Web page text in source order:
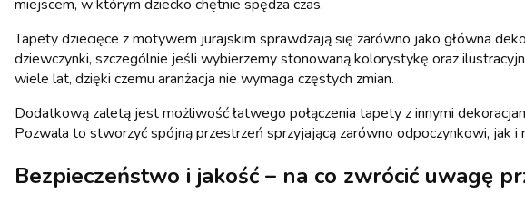
miejscem, w którym dziecko chętnie spędza czas.
Tapety dziecięce z motywem jurajskim sprawdzają się zarówno jako główna
dziewczynki, szczególnie jeśli wybierzemy stonowaną kolorystykę oraz
wiele lat, dzięki czemu aranżacja nie wymaga częstych zmian.
Dodatkową zaletą jest możliwość łatwego połączenia tapety z innymi
Pozwala to stworzyć spójną przestrzeń sprzyjającą zarówno odpoczynkowi, jak i
Bezpieczeństwo i jakość – na co zwrócić uwagę